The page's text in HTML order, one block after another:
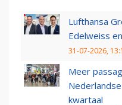
Lufthansa
Edelweiss
31-07-2026,
Meer
kwartaal